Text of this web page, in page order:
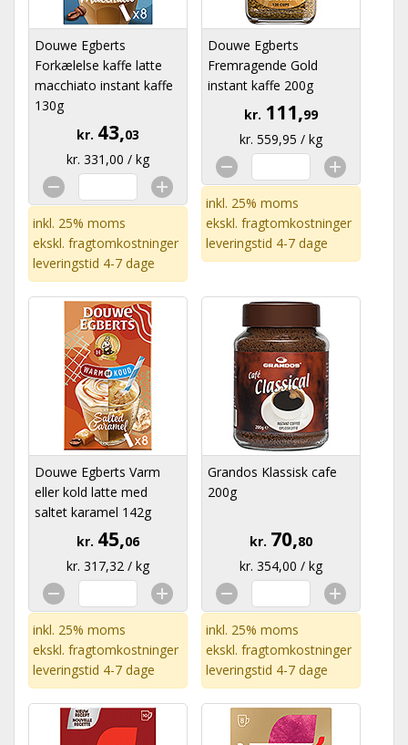
Douwe Egberts
Forkælelse kaffe latte
macchiato instant kaffe
130g
kr. 43,03
kr. 331,00 / kg
inkl. 25% moms
ekskl. fragtomkostninger
leveringstid 4-7 dage
Douwe Egberts
Fremragende Gold
instant kaffe 200g
kr. 111,99
kr. 559,95 / kg
inkl. 25% moms
ekskl. fragtomkostninger
leveringstid 4-7 dage
Douwe Egberts Varm
eller kold latte med
saltet karamel 142g
kr. 45,06
kr. 317,32 / kg
inkl. 25% moms
ekskl. fragtomkostninger
leveringstid 4-7 dage
Grandos Klassisk cafe
200g
kr. 70,80
kr. 354,00 / kg
inkl. 25% moms
ekskl. fragtomkostninger
leveringstid 4-7 dage